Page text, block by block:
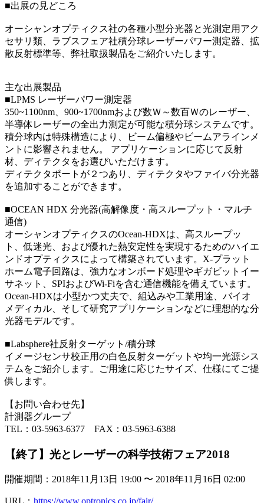
■出展の見どころ
オーシャンオプティクス社の各種小型分光器と光測定用アク
セサリ類、ラブスフェア社積分球レーザーパワー測定器、拡
散反射標準等、弊社取扱製品をご紹介いたします。
主な出展製品
■LPMS レーザーパワー測定器
350~1100nm、900~1700nmおよび数Ｗ～数百Ｗのレーザー、
半導体レーザーの全出力測定が可能な積分球システムです。
積分球内は特殊構造により、ビーム偏極やビームアラインメ
ントに影響されません。 アプリケーションに応じて反射
材、ディテクタをお選びいただけます。
ディテクタポートが２つあり、ディテクタやファイバ分光器
を追加することができます。
■OCEAN HDX 分光器(高解像度・高スループット・マルチ
通信)
オーシャンオプティクスのOcean-HDXは、高スループッ
ト、低迷光、および優れた熱安定性を実現するためのハイエ
ンドオプティクスによって構築されています。X-プラット
ホーム電子回路は、強力なオンボード処理やギガビットイー
サネット、SPIおよびWi-Fiを含む通信機能を備えています。
Ocean-HDXは小型かつ丈夫で、組込みや工業用途、バイオ
メディカル、そして研究アプリケーションなどに理想的な分
光器モデルです。
■Labsphere社反射ターゲット/積分球
イメージセンサ校正用の白色反射ターゲットや均一光源シス
テムをご紹介します。ご用途に応じたサイズ、仕様にてご提
供します。
【お問い合わせ先】
計測器グループ
TEL：03-5963-6377 FAX：03-5963-6388
【終了】光とレーザーの科学技術フェア2018
開催期間：2018年11月13日 19:00 〜 2018年11月16日 02:00
URL： https://www.optronics.co.jp/fair/